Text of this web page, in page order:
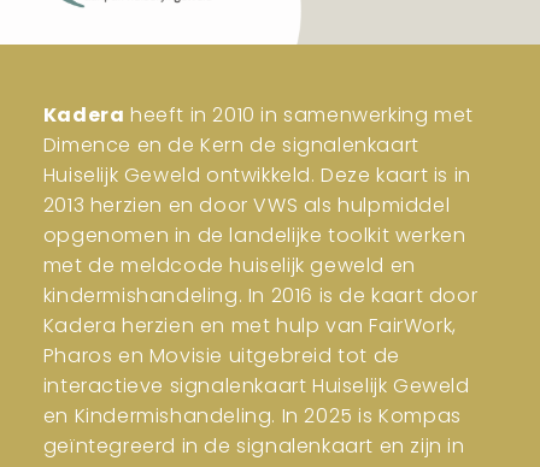
Kadera heeft in 2010 in samenwerking met
Dimence en de Kern de signalenkaart
Huiselijk Geweld ontwikkeld. Deze kaart is in
2013 herzien en door VWS als hulpmiddel
opgenomen in de landelijke toolkit werken
met de meldcode huiselijk geweld en
kindermishandeling. In 2016 is de kaart door
Kadera herzien en met hulp van FairWork,
Pharos en Movisie uitgebreid tot de
interactieve signalenkaart Huiselijk Geweld
en Kindermishandeling. In 2025 is Kompas
geïntegreerd in de signalenkaart en zijn in